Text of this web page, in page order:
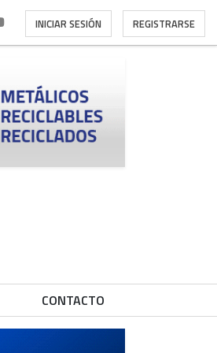
INICIAR SESIÓN REGISTRARSE
CONTACTO